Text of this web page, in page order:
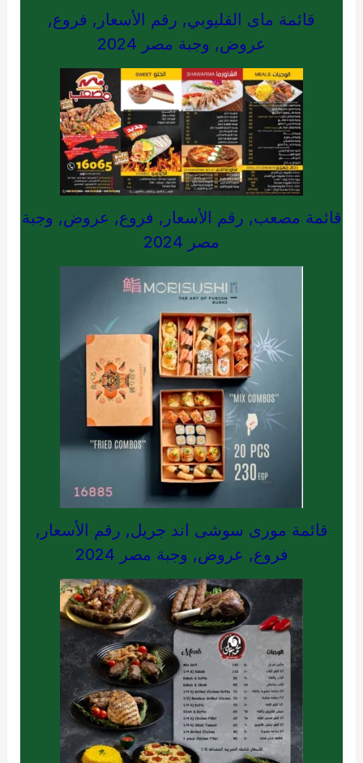
قائمة ماى القليوبي, رقم الأسعار, فروع,
عروض, وجبة مصر 2024
قائمة مصعب, رقم الأسعار, فروع, عروض, وجبة
مصر 2024
قائمة مورى سوشى اند جريل, رقم الأسعار,
فروع, عروض, وجبة مصر 2024